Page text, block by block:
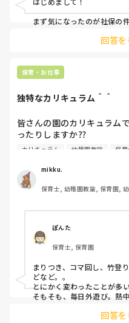
るらしい。社保に入るなら
い。。。今の自分は、まだ
子どもはかわいいけど、毎
他の職場を探そうかな。甘
まず気になったのが社保の
せば加入対象となります。
企業規模要件の段階的撤廃
的に全企業（1人以上）へ拡
従業員数がこの条件より少
合う合わないは誰にでもあ
とも必要だと思っています
何が合わなかったのか。
次に同じことにならないた
です😊
回答
保育・お仕事
独特なカリキュラム＾＾
皆さんの園のカリキュラム
ったりしますか⁇
のみ）・乾布摩擦（年中組
から行っています）がありま
♪
カリキュラム 幼稚園教諭 保育
mikku.
保育士, 幼稚園教諭, 保育園,
ぽんた
保育士, 保育園
まりつき、コマ回し、竹登
どなど。。
とにかく変わったことが多
そもそも、毎日外遊び。熱
回答